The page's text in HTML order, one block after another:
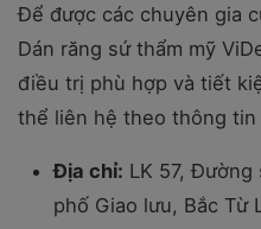
Để được các chuyên gia
Dán răng sứ thẩm mỹ
điều trị phù hợp và tiết
thể liên hệ theo thông tin
Địa chỉ: LK 57,
phố Giao lưu, Bắc Từ